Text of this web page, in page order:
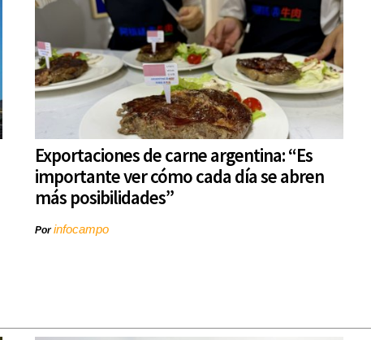
Exportaciones de carne argentina: “Es
importante ver cómo cada día se abren
más posibilidades”
Porinfocampo